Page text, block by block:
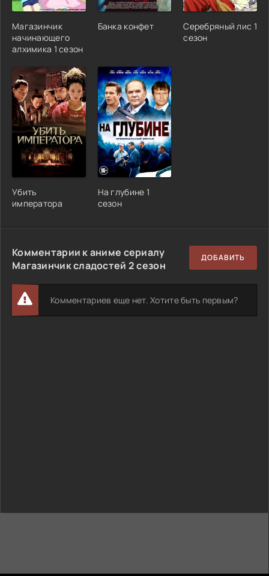
Магазинчик
начинающего
алхимика 1 сезон
Банка конфет
Серебряный лис 1
сезон
Убить
императора
На глубине 1
сезон
Комментарии к аниме сериалу
Магазинчик сладостей 2 сезон
ДОБАВИТЬ
Комментариев еще нет. Хотите быть первым?